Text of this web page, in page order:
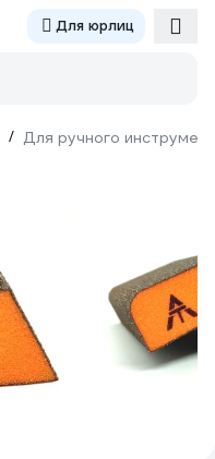
Для юрлиц
/ Для ручного